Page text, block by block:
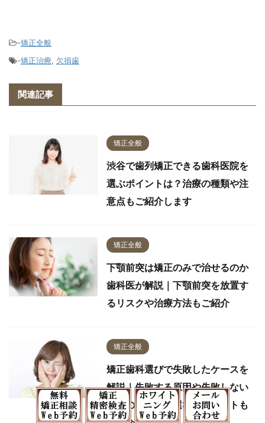
-矯正全般
-矯正治療, 欠損歯
関連記事
矯正全般
渋谷で歯列矯正できる歯科医院を
選ぶポイントは？治療の種類や注
意点もご紹介します
矯正全般
下顎前突は矯正のみで治せるのか
歯科医が解説｜下顎前突を放置す
るリスクや治療方法もご紹介
矯正全般
矯正歯科選びで失敗したケースを
解説｜失敗する原因や失敗しない
ための矯正歯科選びのポイントも